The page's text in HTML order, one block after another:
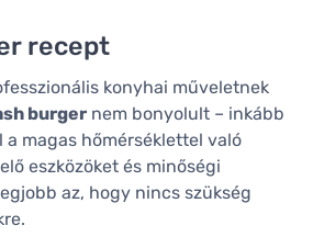
recept
konyhai műveletnek
burger nem bonyolult – inkább
magas hőmérséklettel való
eszközöket és minőségi
az, hogy nincs szükség